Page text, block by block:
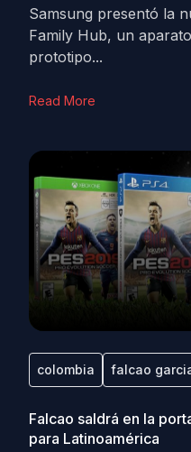
Samsung presentó la
Family Hub, un
prototipo...
Read More
colombia falcao
Falcao saldrá en la
para Latinoamérica